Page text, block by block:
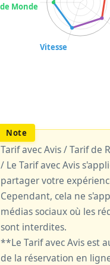
Tarif avec Avis / Tarif de
/ Le Tarif avec Avis
partager votre
Cependant, cela ne
médias sociaux où les
sont interdites.
**Le Tarif avec Avis est
de la réservation en